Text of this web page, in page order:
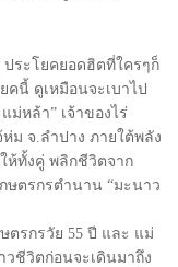
ระโยคยอดฮิตที่ใครๆก็
นี้ ดูเหมือนจะเบาไป
หล้า” เจ้าของไร่
ม จ.ลำปาง ภายใต้พลัง
ห้ทั้งคู่ พลิกชีวิตจาก
ษตรกรตำนาน “มะนาว
รกรวัย 55 ปี และ แม่
วชีวิตก่อนจะเดินมาถึง